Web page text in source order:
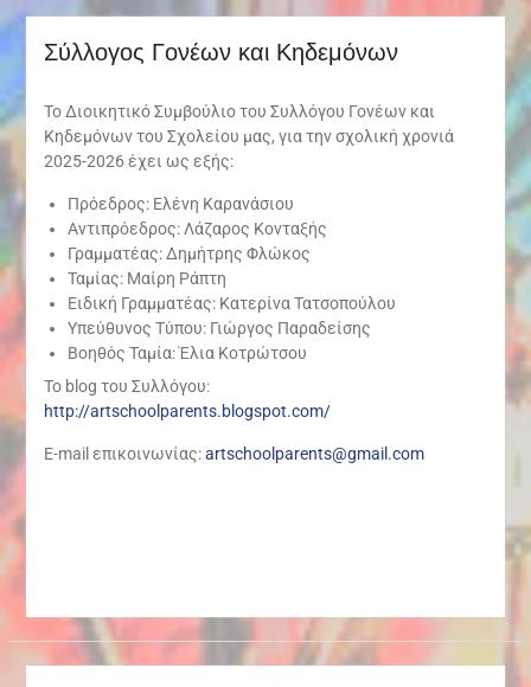
Σύλλογος Γονέων και Κηδεμόνων
Το Διοικητικό Συμβούλιο του Συλλόγου Γονέων και
Κηδεμόνων του Σχολείου μας, για την σχολική χρονιά
2025-2026 έχει ως εξής:
Πρόεδρος: Ελένη Καρανάσιου
Αντιπρόεδρος: Λάζαρος Κονταξής
Γραμματέας: Δημήτρης Φλώκος
Ταμίας: Μαίρη Ράπτη
Ειδική Γραμματέας: Κατερίνα Τατσοπούλου
Υπεύθυνος Τύπου: Γιώργος Παραδείσης
Βοηθός Ταμία: Έλια Κοτρώτσου
Το blog του Συλλόγου:
http://artschoolparents.blogspot.com/
E-mail επικοινωνίας:artschoolparents@gmail.com